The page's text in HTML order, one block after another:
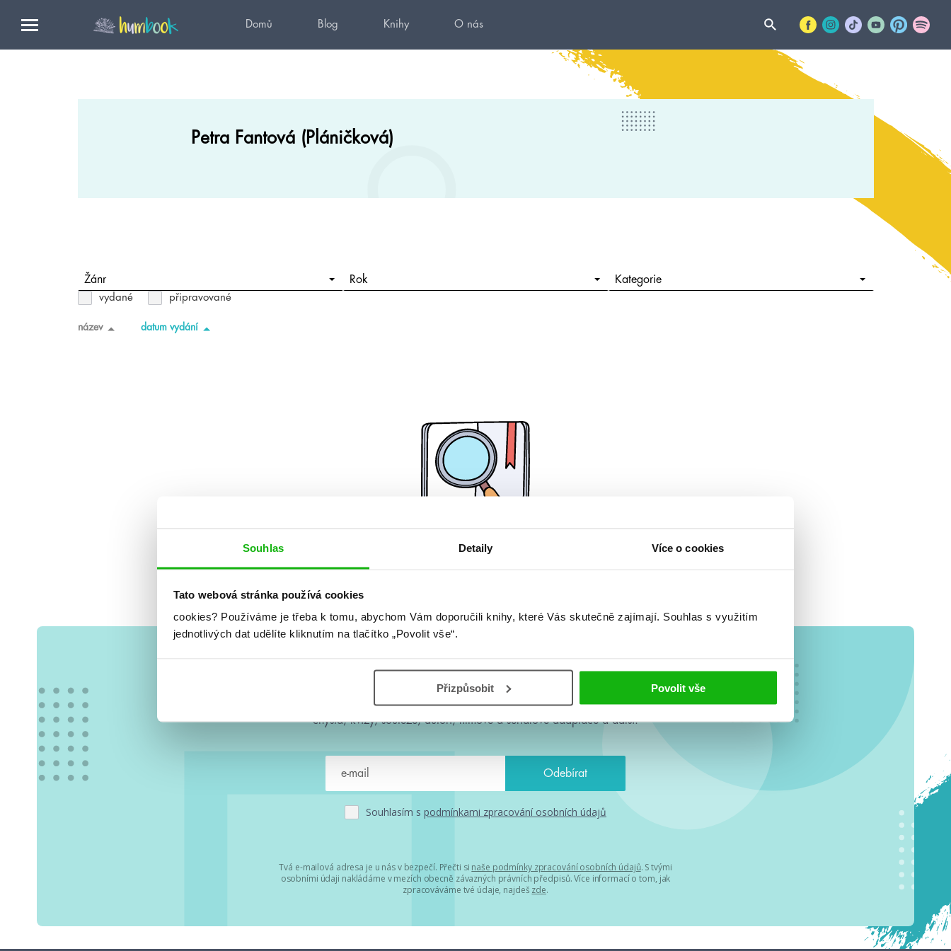
Souhlas Detaily Více o cookies
Tato webová stránka používá cookies
cookies? Používáme je třeba k tomu, abychom Vám doporučili knihy, které Vás skutečně zajímají. Souhlas s využitím
jednotlivých dat udělíte kliknutím na tlačítko „Povolit vše“.
Přizpůsobit Povolit vše
Domů Blog Knihy O nás
Petra Fantová (Pláničková)
Žánr Rok Kategorie
vydané připravované
název datum vydání
#HumbookNews
Vše kolem #youngadult každý měsíc rovnou do mailu! Nové knihy, co se
chystá, kvízy, soutěže, autoři, filmové a seriálové adaptace a další.
Souhlasím s podmínkami zpracování osobních údajů
Tvá e-mailová adresa je u nás v bezpečí. Přečti si naše podmínky zpracování osobních údajů. S tvými
osobními údaji nakládáme v mezích obecně závazných právních předpisů. Více informací o tom, jak
zpracováváme tvé údaje, najdeš zde.